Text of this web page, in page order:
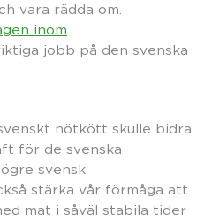
vara rädda om.
inom
jobb på den svenska
nötkött skulle bidra
för de svenska
svensk
stärka vår förmåga att
mat i såväl stabila tider